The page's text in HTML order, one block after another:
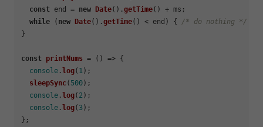
const end = new Date().getTime() + ms;
while ( new Date().getTime() < end) { /* do nothing */
}
const printNums = ( ) => {
console .log( 1 );
sleepSync ( 500);
console .log( 2 );
console .log( 3);
};